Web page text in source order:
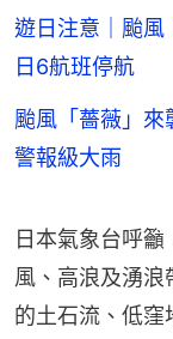
遊日注意｜颱
日6航班停航
颱風「薔薇」
警報級大雨
日本氣象台呼
風、高浪及湧
的土石流、低